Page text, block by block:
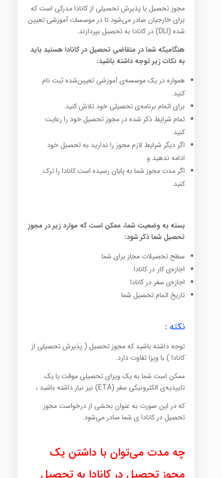
مجوز تحصیل یا پذیرش تحصیلی از کانادا مدرکی است که
برای خارجیان صادر می‌شود تا در موسسات آموزشی تعیین
شده (DLI) در کانادا به تحصیل بپردازند.
هنگامیکه شما در متقاضی تحصیل در کانادا هستید باید
به نکات زیر توجه داشته باشید:
همواره در یک موسسه‌ی آموزشی تعیین‌شده ثبت نام
کنید.
برای اتمام برنامه‌ی تحصیلی خود تلاش کنید.
تمام شرایط ذکر شده در مجوز تحصیل خود را رعایت
کنید.
اگر دیگر شرایط لازم مجوز را ندارید به تحصیل خود
ادامه ندهید و
اگر مدت مجوز شما به پایان رسیده است کانادا را ترک
کنید.
بسته به وضعیت شما، ممکن است که موارد زیر در مجوز
تحصیل شما ذکر شود:
سطح تحصیلات مجاز برای شما
اجازه‌ی کار در کانادا
اجازه‌ی سفر در کانادا
تاریخ اتمام تحصیل شما
نکته :
توجه داشته باشید که مجوز تحصیل ( پذیرش تحصیلی از
کانادا ) با ویزا تفاوت دارد.
ممکن است شما به یک ویزای تحصیلی موقت یا یک
تاییدیه‌ی الکترونیکی سفر (ETA) نیز نیاز داشته باشید ،
که در این صورت به عنوان بخشی از درخواست مجوز
تحصیل در کانادا ی شما صادر می‌شود.
چه مدت می‌توان با داشتن یک
مجوز تحصیل در کانادا به تحصیل